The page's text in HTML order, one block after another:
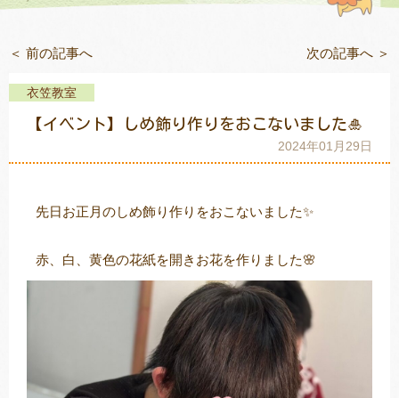
支援事例
教室一覧
トレキング DIDIM
＜ 前の記事へ 次の記事へ ＞
衣笠教室
【イベント】しめ飾り作りをおこないました🎍
2024年01月29日
先日お正月のしめ飾り作りをおこないました✨
赤、白、黄色の花紙を開きお花を作りました🌸